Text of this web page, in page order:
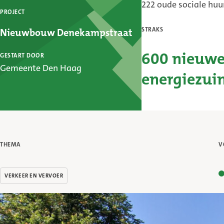
PROJECT
Nieuwbouw Denekampstraat
GESTART DOOR
Gemeente Den Haag
222 oude sociale
STRAKS
600
THEMA
VERKEER EN VERVOER